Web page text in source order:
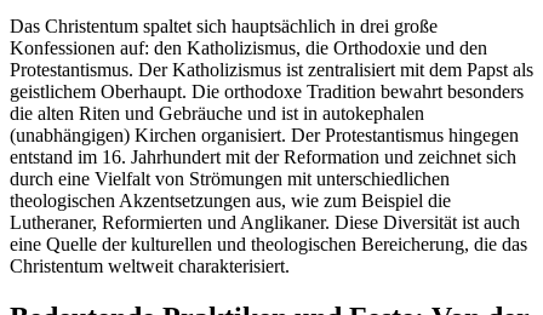
Das Christentum spaltet sich hauptsächlich in drei große
Konfessionen auf: den Katholizismus, die Orthodoxie und den
Protestantismus. Der Katholizismus ist zentralisiert mit dem Papst als
geistlichem Oberhaupt. Die orthodoxe Tradition bewahrt besonders
die alten Riten und Gebräuche und ist in autokephalen
(unabhängigen) Kirchen organisiert. Der Protestantismus hingegen
entstand im 16. Jahrhundert mit der Reformation und zeichnet sich
durch eine Vielfalt von Strömungen mit unterschiedlichen
theologischen Akzentsetzungen aus, wie zum Beispiel die
Lutheraner, Reformierten und Anglikaner. Diese Diversität ist auch
eine Quelle der kulturellen und theologischen Bereicherung, die das
Christentum weltweit charakterisiert.